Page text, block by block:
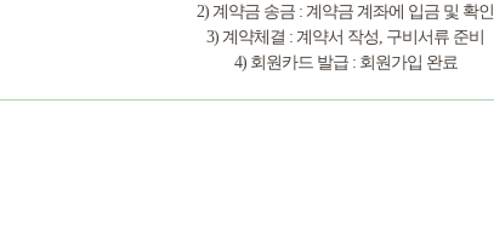
2) 계약금 송금 : 계약금 계좌에 입금 및 확인
3) 계약체결 : 계약서 작성, 구비서류 준비
4) 회원카드 발급 : 회원가입 완료